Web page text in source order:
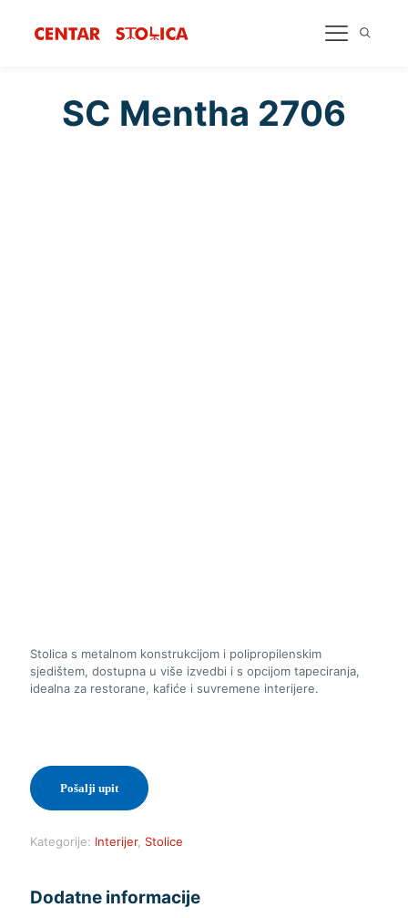
SC Mentha 2706
Stolica s metalnom konstrukcijom i polipropilenskim
sjedištem, dostupna u više izvedbi i s opcijom tapeciranja,
idealna za restorane, kafiće i suvremene interijere.
Pošalji upit
Kategorije: Interijer, Stolice
Dodatne informacije